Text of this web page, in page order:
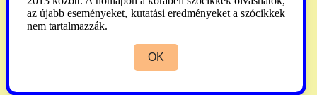
az újabb eseményeket, kutatási eredményeket a szócikkek
nem tartalmazzák.
OK